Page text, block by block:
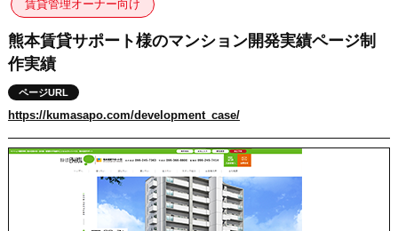
賃貸管理オーナー向け
熊本賃貸サポート様のマンション開発実績ページ制
作実績
ページURL
https://kumasapo.com/development_case/